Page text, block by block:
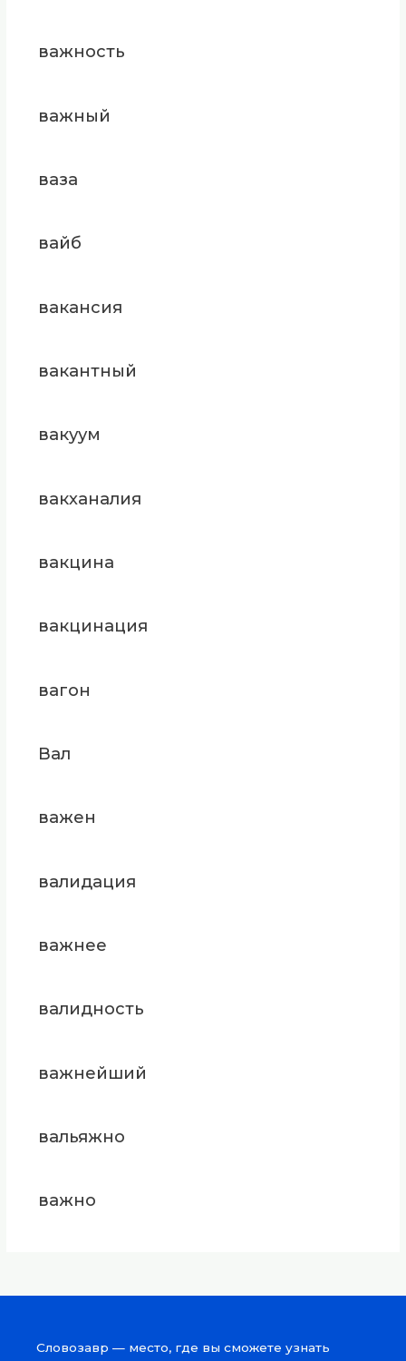
важность
важный
ваза
вайб
вакансия
вакантный
вакуум
вакханалия
вакцина
вакцинация
вагон
Вал
важен
валидация
важнее
валидность
важнейший
вальяжно
важно
Словозавр — место, где вы сможете узнать